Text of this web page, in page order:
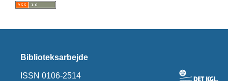
Biblioteksarbejde
ISSN 0106-2514